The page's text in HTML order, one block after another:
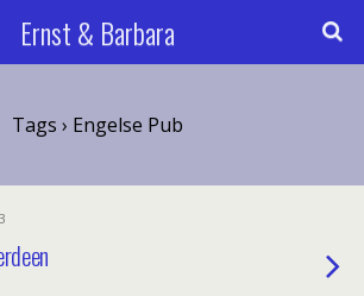
Ernst & Barbara
Tags › Engelse Pub